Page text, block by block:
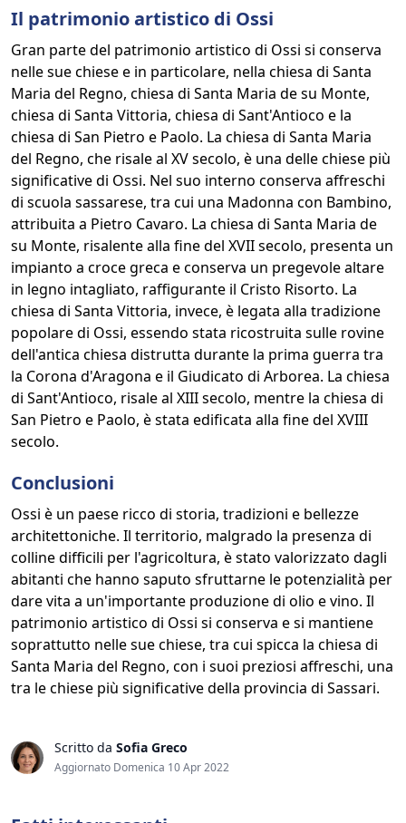
Il patrimonio artistico di Ossi
Gran parte del patrimonio artistico di Ossi si conserva
nelle sue chiese e in particolare, nella chiesa di Santa
Maria del Regno, chiesa di Santa Maria de su Monte,
chiesa di Santa Vittoria, chiesa di Sant'Antioco e la
chiesa di San Pietro e Paolo. La chiesa di Santa Maria
del Regno, che risale al XV secolo, è una delle chiese più
significative di Ossi. Nel suo interno conserva affreschi
di scuola sassarese, tra cui una Madonna con Bambino,
attribuita a Pietro Cavaro. La chiesa di Santa Maria de
su Monte, risalente alla fine del XVII secolo, presenta un
impianto a croce greca e conserva un pregevole altare
in legno intagliato, raffigurante il Cristo Risorto. La
chiesa di Santa Vittoria, invece, è legata alla tradizione
popolare di Ossi, essendo stata ricostruita sulle rovine
dell'antica chiesa distrutta durante la prima guerra tra
la Corona d'Aragona e il Giudicato di Arborea. La chiesa
di Sant'Antioco, risale al XIII secolo, mentre la chiesa di
San Pietro e Paolo, è stata edificata alla fine del XVIII
secolo.
Conclusioni
Ossi è un paese ricco di storia, tradizioni e bellezze
architettoniche. Il territorio, malgrado la presenza di
colline difficili per l'agricoltura, è stato valorizzato dagli
abitanti che hanno saputo sfruttarne le potenzialità per
dare vita a un'importante produzione di olio e vino. Il
patrimonio artistico di Ossi si conserva e si mantiene
soprattutto nelle sue chiese, tra cui spicca la chiesa di
Santa Maria del Regno, con i suoi preziosi affreschi, una
tra le chiese più significative della provincia di Sassari.
Scritto da Sofia Greco
Aggiornato Domenica 10 Apr 2022